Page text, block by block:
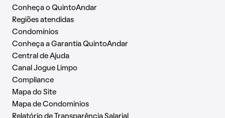
Conheça o QuintoAndar
Regiões atendidas
Condomínios
Conheça a Garantia QuintoAndar
Central de Ajuda
Canal Jogue Limpo
Compliance
Mapa do Site
Mapa de Condomínios
Relatório de Transparência Salarial